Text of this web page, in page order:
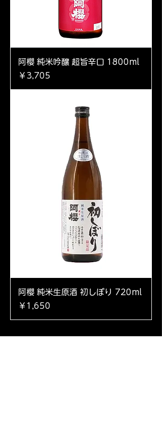
阿櫻 純米吟醸 超旨辛口 1800ml
価格
￥3,705
阿櫻 純米生原酒 初しぼり 720ml
価格
￥1,650